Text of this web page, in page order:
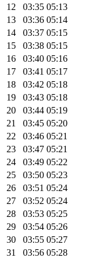
12
03:35 05:13
13
03:36 05:14
14
03:37 05:15
15
03:38 05:15
16
03:40 05:16
17
03:41 05:17
18
03:42 05:18
19
03:43 05:18
20
03:44 05:19
21
03:45 05:20
22
03:46 05:21
23
03:47 05:21
24
03:49 05:22
25
03:50 05:23
26
03:51 05:24
27
03:52 05:24
28
03:53 05:25
29
03:54 05:26
30
03:55 05:27
31
03:56 05:28